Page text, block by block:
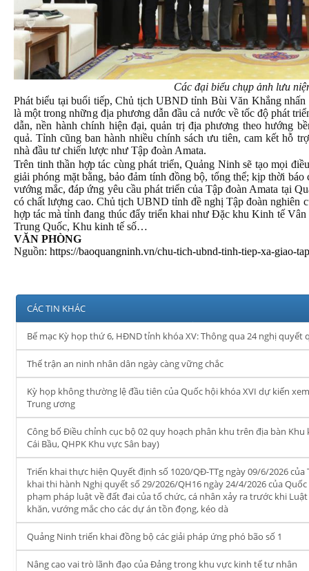
Các đại biểu chụp ảnh lưu
Phát biểu tại buổi tiếp, Chủ tịch UBND tỉnh Bùi Văn Khắng
là một trong những địa phương dẫn đầu cả nước về tốc độ phát
dẫn, nền hành chính hiện đại, quản trị địa phương theo hướng
quả. Tỉnh cũng ban hành nhiều chính sách ưu tiên, cam kết hỗ
nhà đầu tư chiến lược như Tập đoàn Amata.
Trên tinh thần hợp tác cùng phát triển, Quảng Ninh sẽ tạo mọi
giải phóng mặt bằng, bảo đảm tính đồng bộ, tổng thể; kịp thời
vướng mắc, đáp ứng yêu cầu phát triển của Tập đoàn Amata tại
có chất lượng cao. Chủ tịch UBND tỉnh đề nghị Tập đoàn nghiên
hợp tác mà tỉnh đang thúc đẩy triển khai như Đặc khu Kinh tế
Trung Quốc, Khu kinh tế số…
VĂN PHÒNG
Nguồn: https://baoquangninh.vn/chu-tich-ubnd-tinh-tiep-xa-giao-
CÁC TIN KHÁC
Bế mạc Kỳ họp thứ 6, HĐND tỉnh khóa XV: Thông qua 24 nghị quyết
Thế trận an ninh nhân dân ngày càng vững chắc
Kỳ họp không thường lệ đầu tiên của Quốc hội khóa XVI dự kiến
Trung ương
Công bố Điều chỉnh cục bộ 02 quy hoạch phân khu trên địa bàn
Cái Bầu, QHPK Khu vực Sân bay)
Triển khai thực hiện Quyết định số 1020/QĐ-TTg ngày 09/6/2026
khai thi hành Nghị quyết số 29/2026/QH16 ngày 24/4/2026 của
phạm pháp luật về đất đai của tổ chức, cá nhân xảy ra trước khi
khăn, vướng mắc cho các dự án tồn đọng, kéo dà
Quảng Ninh triển khai đồng bộ các giải pháp ứng phó bão số 1
Nâng cao vai trò lãnh đạo của Đảng trong khu vực kinh tế tư nhân